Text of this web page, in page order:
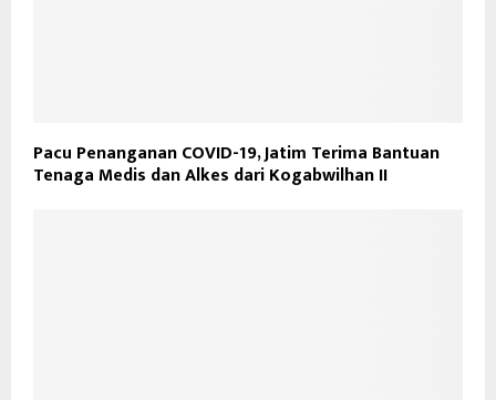
Pacu Penanganan COVID-19, Jatim Terima Bantuan
Tenaga Medis dan Alkes dari Kogabwilhan II